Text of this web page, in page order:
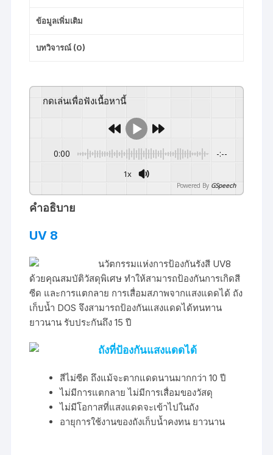
ข้อมูลเพิ่มเติม
บทวิจารณ์ (0)
กดเล่นเพื่อฟังเนื้อหานี้
0:00 -:--
1x
Powered By GSpeech
คำอธิบาย
UV 8
นวัตกรรมแห่งการป้องกันรังสี UV8
ด้วยคุณสมบัติวัสดุพิเศษ ทำให้สามารถป้องกันการเกิดสี
ซีด และการแตกลาย การเสื่อมสภาพจากแสงแดดได้ ถัง
เก็บน้ำ DOS จึงสามารถป้องกันแสงแดดได้ทนทาน
ยาวนาน รับประกันถึง 15 ปี
ถังที่ป้องกันแสงแดดได้
สีไม่ซีด ถึงแม้จะตากแดดนานมากกว่า 10 ปี
ไม่มีการแตกลาย ไม่มีการเสื่อมของวัสดุ
ไม่มีโอกาสที่แสงแดดจะเข้าไปในถัง
อายุการใช้งานของถังเก็บน้ำคงทน ยาวนาน